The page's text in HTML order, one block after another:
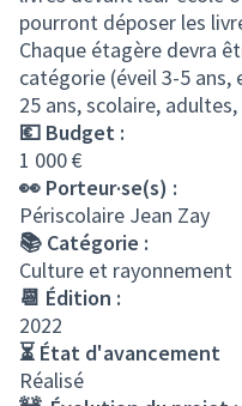
pourront déposer les
Chaque étagère devra
catégorie (éveil 3-5 ans,
25 ans, scolaire,
💶 Budget :
1 000 €
👀 Porteur·se(s) :
Périscolaire Jean Zay
📚 Catégorie :
Culture et rayonnement
📆 Édition :
2022
⏳ État d'avancement
Réalisé